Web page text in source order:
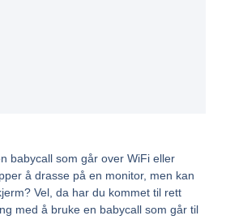
babycall som går over WiFi eller
å drasse på en monitor, men kan
Vel, da har du kommet til rett
med å bruke en babycall som går til